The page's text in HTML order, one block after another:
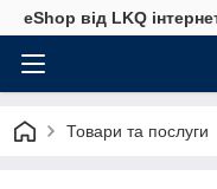
eShop від LKQ
Товари та послуги